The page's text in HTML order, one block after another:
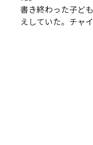
書き終わった子ど
えしていた。チャ